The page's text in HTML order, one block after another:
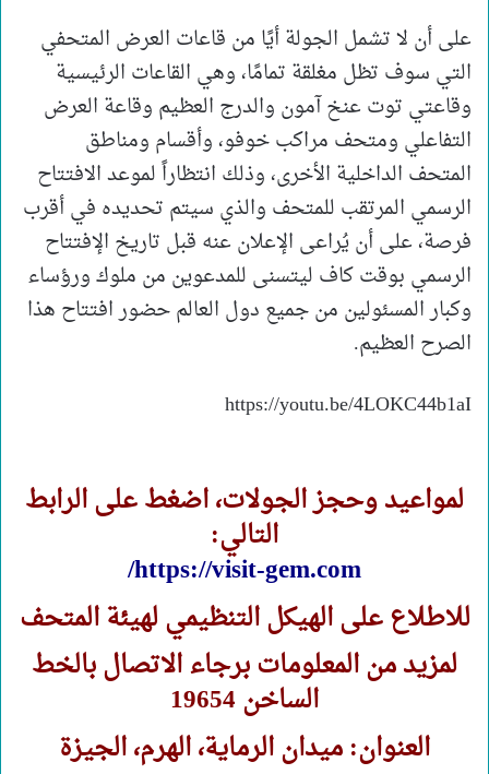
على أن لا تشمل الجولة أيًا من قاعات العرض المتحفي
التي سوف تظل مغلقة تمامًا، وهي القاعات الرئيسية
وقاعتي توت عنخ آمون والدرج العظيم وقاعة العرض
التفاعلي ومتحف مراكب خوفو، وأقسام ومناطق
المتحف الداخلية الأخرى، وذلك انتظاراً لموعد الافتتاح
الرسمي المرتقب للمتحف والذي سيتم تحديده في أقرب
فرصة، على أن يُراعى الإعلان عنه قبل تاريخ الإفتتاح
الرسمي بوقت كاف ليتسنى للمدعوين من ملوك ورؤساء
وكبار المسئولين من جميع دول العالم حضور افتتاح هذا
الصرح العظيم.
https://youtu.be/4LOKC44b1aI
لمواعيد وحجز الجولات، اضغط على الرابط
التالي:
https://visit-gem.com/
للاطلاع على الهيكل التنظيمي لهيئة المتحف
لمزيد من المعلومات برجاء الاتصال بالخط
الساخن 19654
العنوان: ميدان الرماية، الهرم، الجيزة